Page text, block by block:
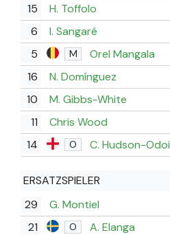
15 H. Toffolo
6 I. Sangaré
5 M Orel Mangala
16 N. Domínguez
10 M. Gibbs-White
11 Chris Wood
14 O C. Hudson-Odoi
ERSATZSPIELER
29
G. Montiel
21 O A. Elanga